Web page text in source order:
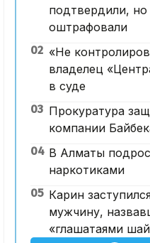
подтвердили,
оштрафовали
02 «Не
владелец
в суде
03 Прокуратура
компании
04 В Алматы
наркотиками
05 Карин
мужчину,
«глашатаями